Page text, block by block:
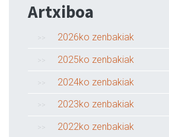
Artxiboa
2026ko zenbakiak
2025ko zenbakiak
2024ko zenbakiak
2023ko zenbakiak
2022ko zenbakiak